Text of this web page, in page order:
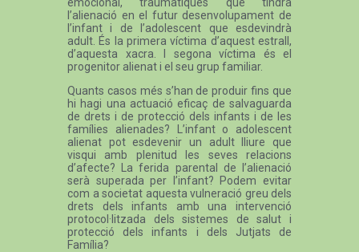
l’alienació en el futur desenvolupament de
l’infant i de l’adolescent que esdevindrà
adult. És la primera víctima d’aquest estrall,
d’aquesta xacra. I segona víctima és el
progenitor alienat i el seu grup familiar.
Quants casos més s’han de produir fins que
hi hagi una actuació eficaç de salvaguarda
de drets i de protecció dels infants i de les
famílies alienades? L’infant o adolescent
alienat pot esdevenir un adult lliure que
visqui amb plenitud les seves relacions
d’afecte? La ferida parental de l’alienació
serà superada per l’infant? Podem evitar
com a societat aquesta vulneració greu dels
drets dels infants amb una intervenció
protocol·litzada dels sistemes de salut i
protecció dels infants i dels Jutjats de
Família?